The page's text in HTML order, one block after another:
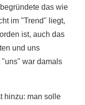
das wie
im "Trend" liegt,
ist, auch das
und uns
war damals
hinzu: man solle